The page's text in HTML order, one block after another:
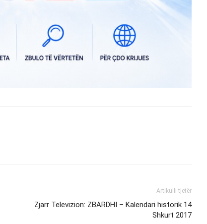
Artikulli tjetër
Zjarr Televizion: ZBARDHI – Kalendari historik 14
Shkurt 2017